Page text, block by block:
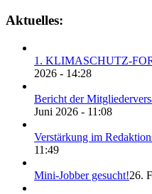
Aktuelles:
1. KLIMASCHUTZ-
2026 - 14:28
Bericht der
Juni 2026 - 11:08
Verstärkung im
11:49
Mini-Jobber gesucht!26.